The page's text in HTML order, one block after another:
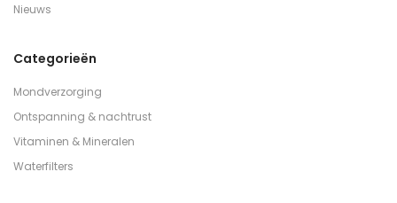
Nieuws
Categorieën
Mondverzorging
Ontspanning & nachtrust
Vitaminen & Mineralen
Waterfilters